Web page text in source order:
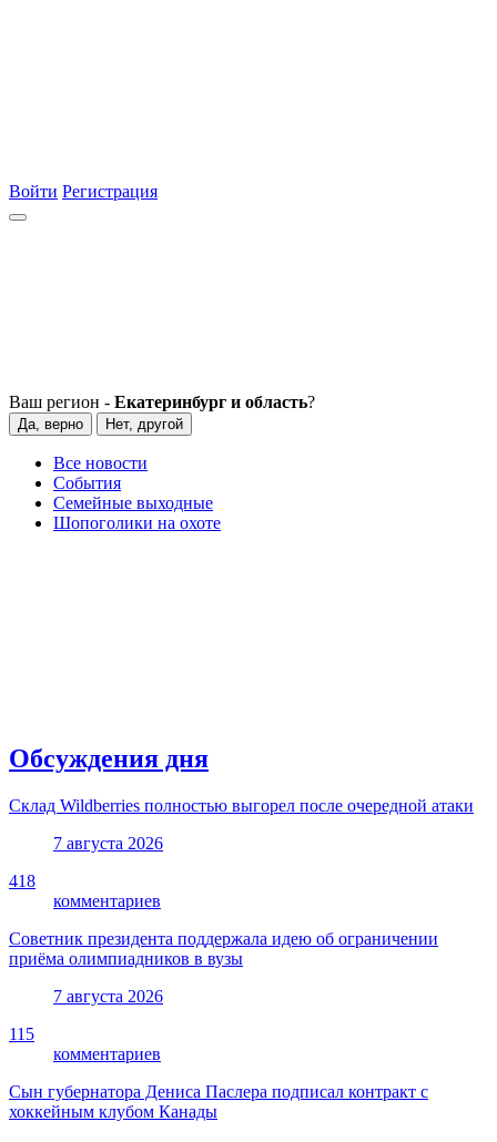
Войти Регистрация
Ваш регион - Екатеринбург и область?
Да, верно Нет, другой
Все новости
События
Семейные выходные
Шопоголики на охоте
Обсуждения дня
Склад Wildberries полностью выгорел после очередной атаки
7 августа 2026
418
комментариев
Советник президента поддержала идею об ограничении
приёма олимпиадников в вузы
7 августа 2026
115
комментариев
Сын губернатора Дениса Паслера подписал контракт с
хоккейным клубом Канады